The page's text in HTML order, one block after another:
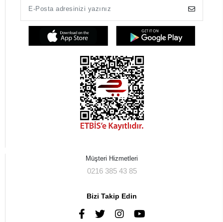
Müşteri Hizmetleri
0216 385 43 85
Bizi Takip Edin